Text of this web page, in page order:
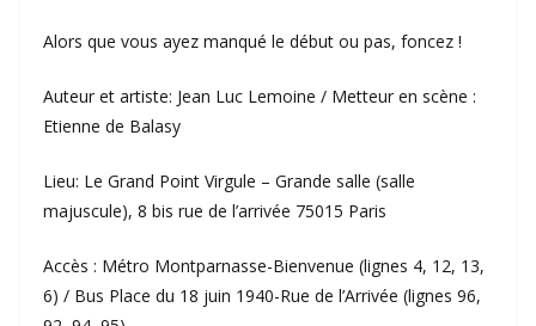
Alors que vous ayez manqué le début ou pas, foncez !
Auteur et artiste: Jean Luc Lemoine / Metteur en scène :
Etienne de Balasy
Lieu: Le Grand Point Virgule – Grande salle (salle
majuscule), 8 bis rue de l’arrivée 75015 Paris
Accès : Métro Montparnasse-Bienvenue (lignes 4, 12, 13,
6) / Bus Place du 18 juin 1940-Rue de l’Arrivée (lignes 96,